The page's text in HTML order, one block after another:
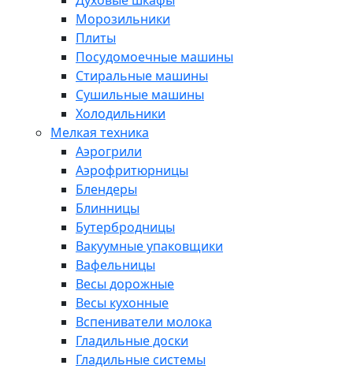
Морозильники
Плиты
Посудомоечные машины
Стиральные машины
Сушильные машины
Холодильники
Мелкая техника
Аэрогрили
Аэрофритюрницы
Блендеры
Блинницы
Бутербродницы
Вакуумные упаковщики
Вафельницы
Весы дорожные
Весы кухонные
Вспениватели молока
Гладильные доски
Гладильные системы